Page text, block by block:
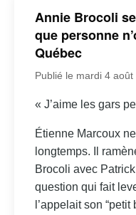
Annie Brocoli
que personne
Québec
Publié le mardi 4 août
« J’aime les gars
Étienne Marcoux
longtemps. Il
Brocoli avec
question qui fait
l’appelait son